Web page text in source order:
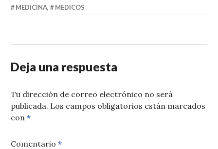
MEDICINA, MEDICOS
Deja una respuesta
Tu dirección de correo electrónico no será
publicada. Los campos obligatorios están marcados
con*
Comentario*